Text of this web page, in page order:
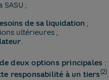
SASU ;
de sa liquidation ;
ultérieures ;
.
deux options principales :
responsabilité à un tiers(2).